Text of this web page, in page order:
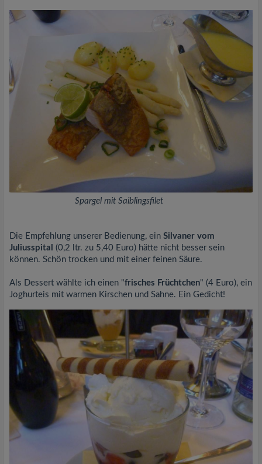
Spargel mit Saiblingsfilet
Die Empfehlung unserer Bedienung, ein Silvaner vom
Juliusspital (0,2 ltr. zu 5,40 Euro) hätte nicht besser sein
können. Schön trocken und mit einer feinen Säure.
Als Dessert wählte ich einen "frisches Früchtchen" (4 Euro), ein
Joghurteis mit warmen Kirschen und Sahne. Ein Gedicht!